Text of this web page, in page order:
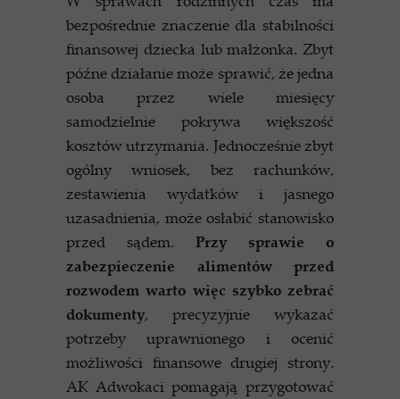
bezpośrednie znaczenie dla stabilności
finansowej dziecka lub małżonka. Zbyt
późne działanie może sprawić, że jedna
osoba przez wiele miesięcy
samodzielnie pokrywa większość
kosztów utrzymania. Jednocześnie zbyt
ogólny wniosek, bez rachunków,
zestawienia wydatków i jasnego
uzasadnienia, może osłabić stanowisko
przed sądem. Przy sprawie o
zabezpieczenie alimentów przed
rozwodem warto więc szybko zebrać
dokumenty, precyzyjnie wykazać
potrzeby uprawnionego i ocenić
możliwości finansowe drugiej strony.
AK Adwokaci pomagają przygotować